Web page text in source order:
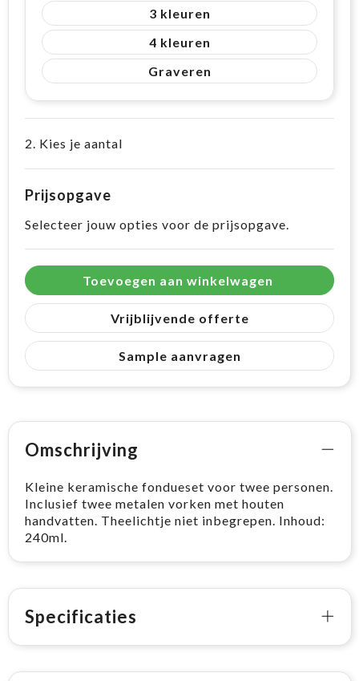
3
4
Graveren
2. Kies je aantal
Prijsopgave
Selecteer jouw opties voor de prijsopgave.
Toevoegen aan winkelwagen
Vrijblijvende offerte
Sample aanvragen
Omschrijving
Kleine keramische fondueset voor twee personen.
Inclusief twee metalen vorken met houten
handvatten. Theelichtje niet inbegrepen. Inhoud:
240ml.
Specificaties